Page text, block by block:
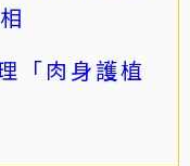
「肉身護植